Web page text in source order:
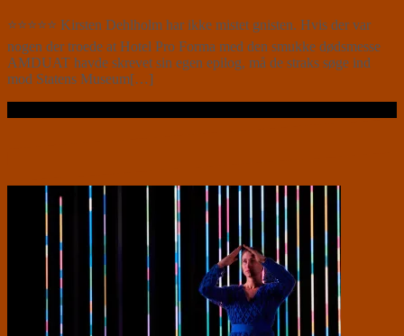
⭐⭐⭐⭐⭐ Kirsten Dehlholm har ikke mistet gnisten. Hvis der var
nogen der troede at Hotel Pro Forma med den smukke dødsmesse
AMDUAT havde skrevet sin egen epilog, må de straks søge ind
mod Statens Museum[…]